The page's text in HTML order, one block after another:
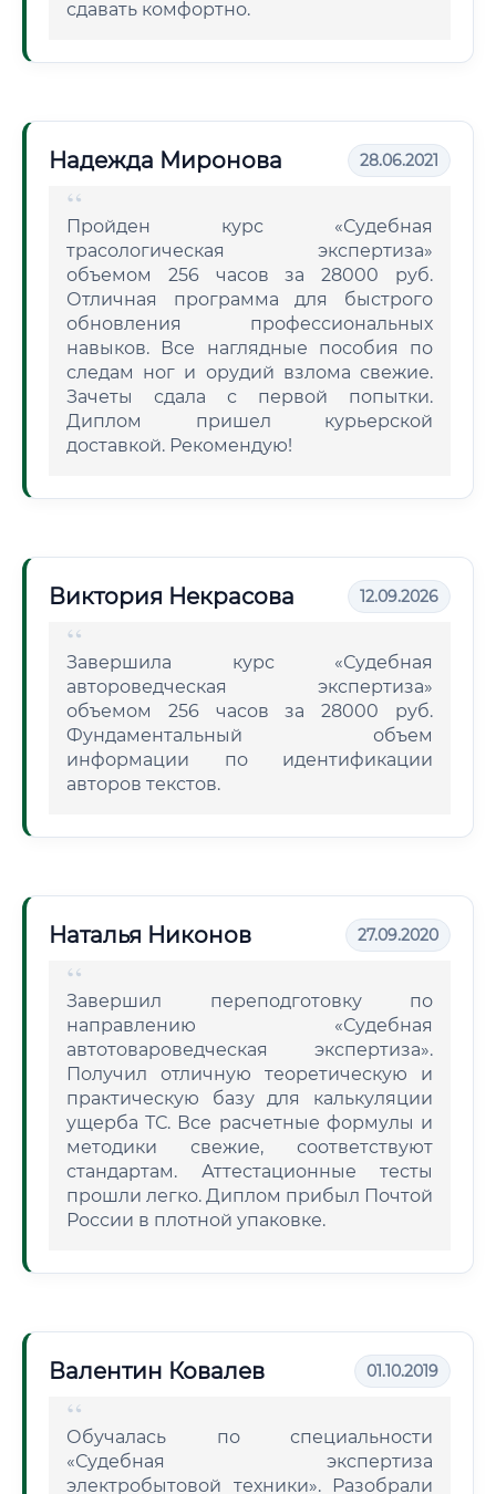
сдавать комфортно.
Надежда Миронова 28.06.2021
Пройден курс «Судебная
трасологическая экспертиза»
объемом 256 часов за 28000 руб.
Отличная программа для быстрого
обновления профессиональных
навыков. Все наглядные пособия по
следам ног и орудий взлома свежие.
Зачеты сдала с первой попытки.
Диплом пришел курьерской
доставкой. Рекомендую!
Виктория Некрасова 12.09.2026
Завершила курс «Судебная
автороведческая экспертиза»
объемом 256 часов за 28000 руб.
Фундаментальный объем
информации по идентификации
авторов текстов.
Наталья Никонов 27.09.2020
Завершил переподготовку по
направлению «Судебная
автотовароведческая экспертиза».
Получил отличную теоретическую и
практическую базу для калькуляции
ущерба ТС. Все расчетные формулы и
методики свежие, соответствуют
стандартам. Аттестационные тесты
прошли легко. Диплом прибыл Почтой
России в плотной упаковке.
Валентин Ковалев 01.10.2019
Обучалась по специальности
«Судебная экспертиза
электробытовой техники». Разобрали